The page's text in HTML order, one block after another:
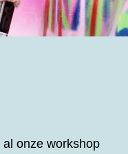
onze workshop